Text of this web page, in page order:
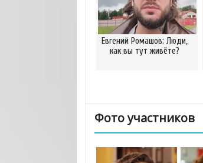
Евгений Ромашов: Люди,
как вы тут живёте?
Фото участников